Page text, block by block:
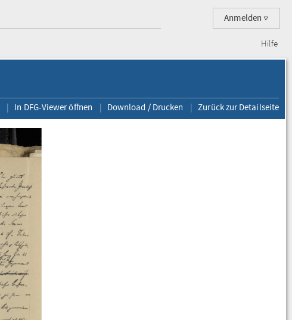
Anmelden
Hilfe
In DFG-Viewer öffnen Download / Drucken Zurück zur Detailseite